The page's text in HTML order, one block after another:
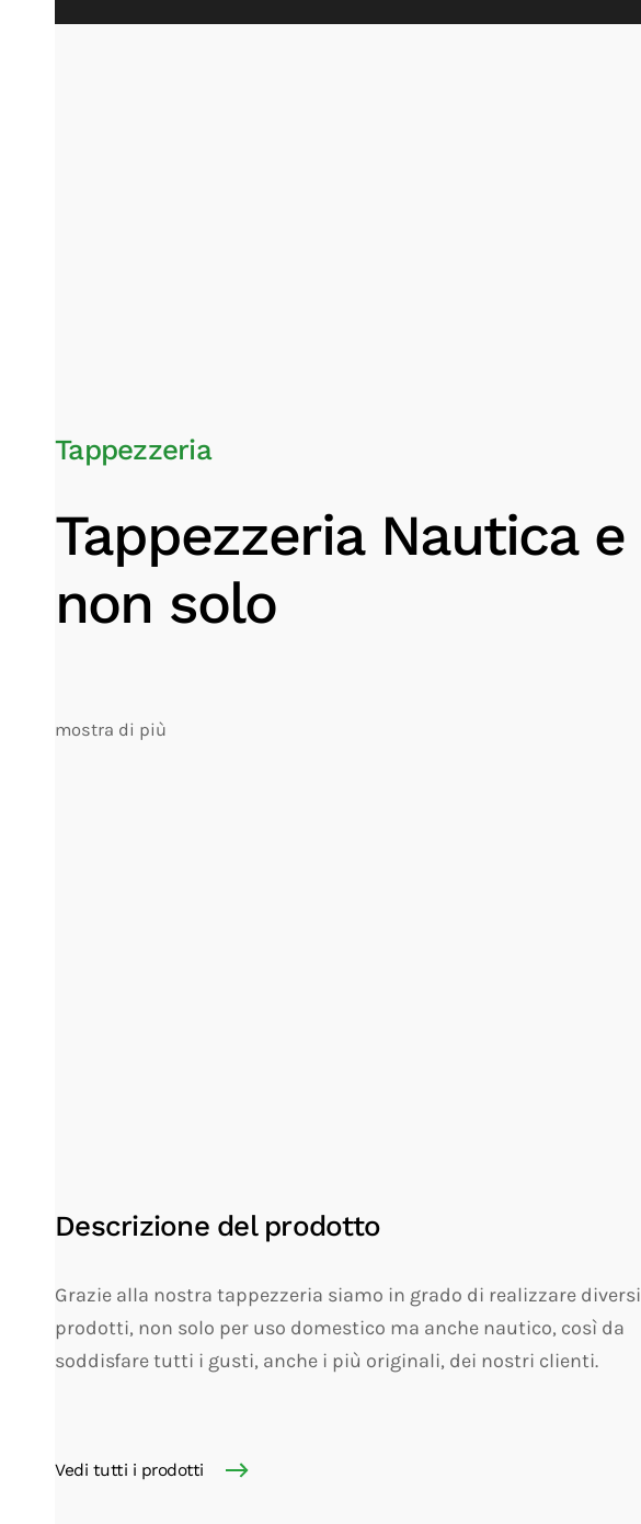
Tappezzeria
Tappezzeria Nautica e
non solo
mostra di più
Descrizione del prodotto
Grazie alla nostra tappezzeria siamo in grado di realizzare diversi
prodotti, non solo per uso domestico ma anche nautico, così da
soddisfare tutti i gusti, anche i più originali, dei nostri clienti.
Vedi tutti i prodotti